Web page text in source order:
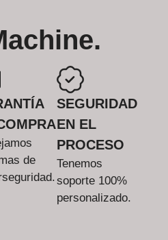
de
SEGURIDAD
EN EL
PROCESO
Tenemos
soporte 100%
personalizado.